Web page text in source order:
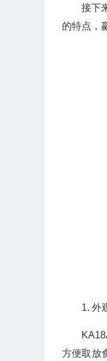
接下
的特点，
1. 外
方便取放